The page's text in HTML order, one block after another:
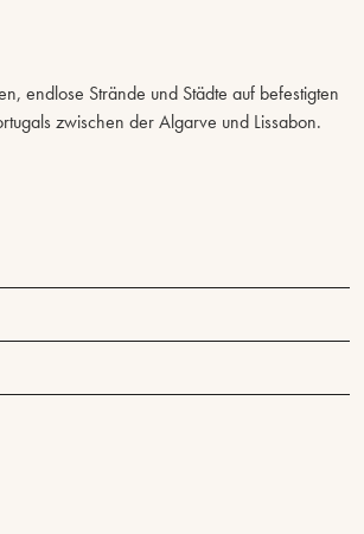
endlose Strände und Städte auf befestigten
zwischen der Algarve und Lissabon.